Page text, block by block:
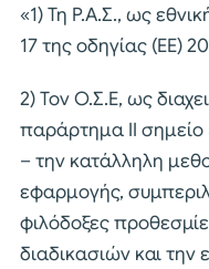
«1) Τη Ρ.Α.Σ., ως
17 της οδηγίας (ΕΕ)
2) Τον O.Σ.Ε, ως
παράρτημα II σημείο
– την κατάλληλη
εφαρμογής,
φιλόδοξες
διαδικασιών και